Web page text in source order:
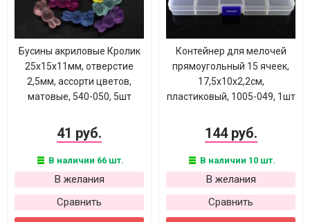
Бусины акриловые Кролик
25х15х11мм, отверстие
2,5мм, ассорти цветов,
матовые, 540-050, 5шт
41 руб.
В наличии 66 шт.
В желания
Сравнить
Контейнер для мелочей
прямоугольный 15 ячеек,
17,5х10х2,2см,
пластиковый, 1005-049, 1шт
144 руб.
В наличии 10 шт.
В желания
Сравнить